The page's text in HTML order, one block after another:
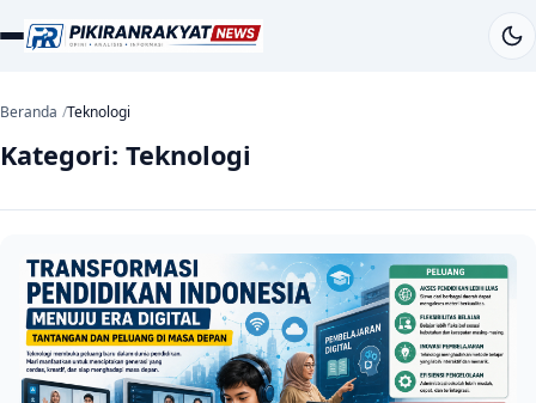
Beranda Teknologi
Kategori: Teknologi